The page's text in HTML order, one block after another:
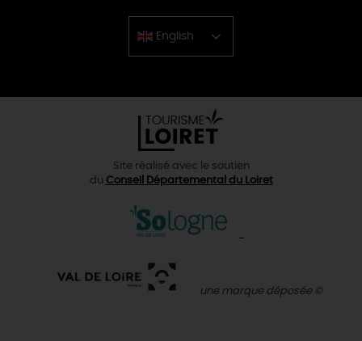
English
Chinese
Site réalisé avec le soutien
du Conseil Départemental du Loiret
une marque déposée ©